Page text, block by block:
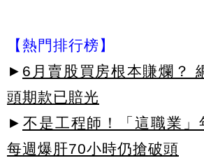
【熱門排行榜】
► 6月賣股買房根本賺爛？
頭期款已賠光
► 不是工程師！「這職業」
每週爆肝70小時仍搶破頭